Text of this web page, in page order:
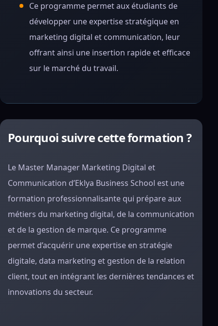
Ce programme permet aux étudiants de
développer une expertise stratégique en
marketing digital et communication, leur
offrant ainsi une insertion rapide et efficace
sur le marché du travail.
Pourquoi suivre cette formation ?
Le Master Manager Marketing Digital et
Communication d’Eklya Business School est une
formation professionnalisante qui prépare aux
métiers du marketing digital, de la communication
et de la gestion de marque. Ce programme
permet d’acquérir une expertise en stratégie
digitale, data marketing et gestion de la relation
client, tout en intégrant les dernières tendances et
innovations du secteur.